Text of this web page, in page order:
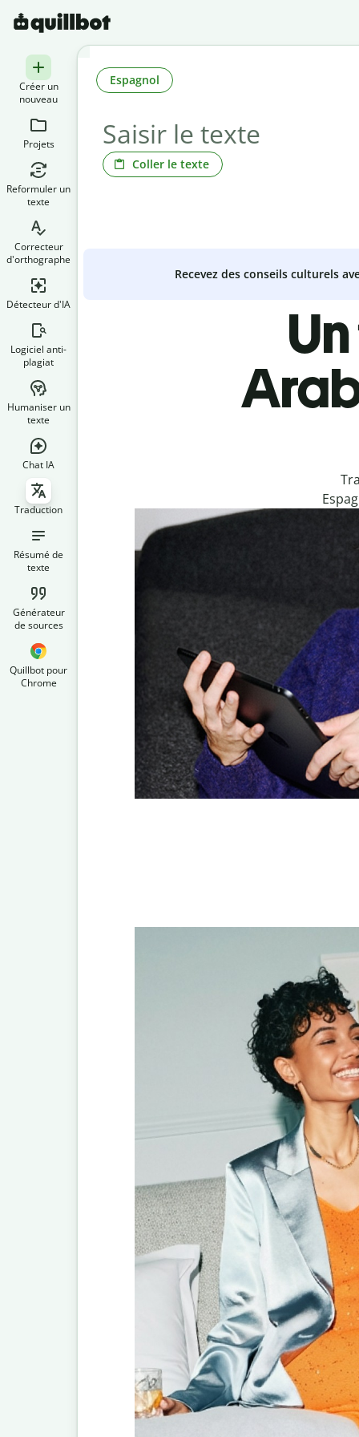
Créer un
nouveau
Projets
Reformuler un
texte
Correcteur
d'orthographe
Détecteur d'IA
Logiciel anti-
plagiat
Humaniser un
texte
Chat IA
Traduction
Résumé de
texte
Générateur
de sources
Quillbot pour
Chrome
Coller le texte
Espagnol
Recevez des conseils culturels